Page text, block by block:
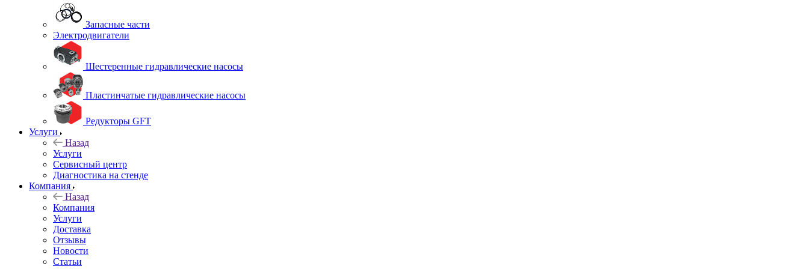
Запасные части
Электродвигатели
Шестеренные гидравлические насосы
Пластинчатые гидравлические насосы
Редукторы GFT
Услуги
Назад
Услуги
Сервисный центр
Диагностика на стенде
Компания
Назад
Компания
Услуги
Доставка
Отзывы
Новости
Статьи